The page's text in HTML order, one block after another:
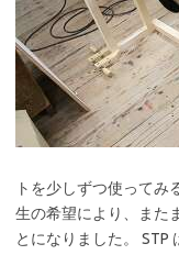
トを少しずつ使ってみ
生の希望により、また
とになりました。